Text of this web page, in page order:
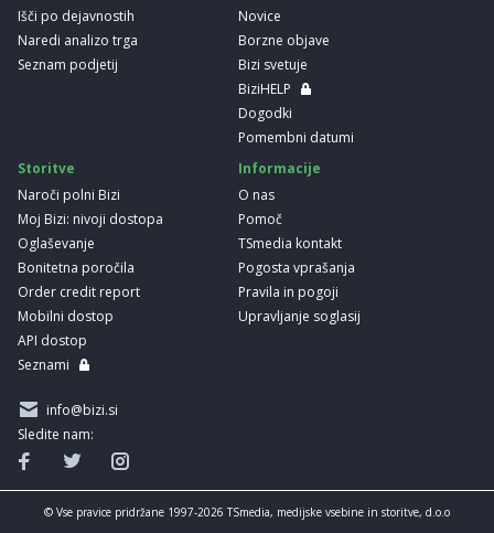
Išči po dejavnostih
Naredi analizo trga
Seznam podjetij
Novice
Borzne objave
Bizi svetuje
BiziHELP
Dogodki
Pomembni datumi
Storitve
Naroči polni Bizi
Moj Bizi: nivoji dostopa
Oglaševanje
Bonitetna poročila
Order credit report
Mobilni dostop
API dostop
Seznami
Informacije
O nas
Pomoč
TSmedia kontakt
Pogosta vprašanja
Pravila in pogoji
Upravljanje soglasij
info@bizi.si
Sledite nam:
© Vse pravice pridržane 1997-2026 TSmedia, medijske vsebine in storitve, d.o.o